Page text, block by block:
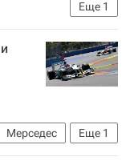
Еще 1
Турецкий истребитель сбит Сирией. Реакция, комментарии
Еще 1
Мерседес